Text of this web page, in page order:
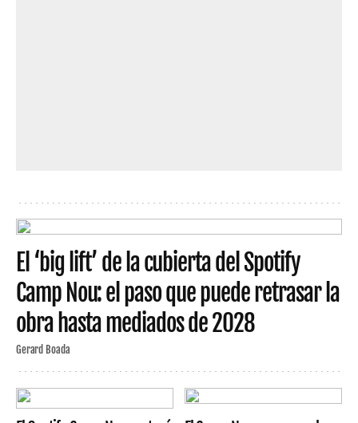
El ‘big lift’ de la cubierta del Spotify
Camp Nou: el paso que puede retrasar la
obra hasta mediados de 2028
Gerard Boada